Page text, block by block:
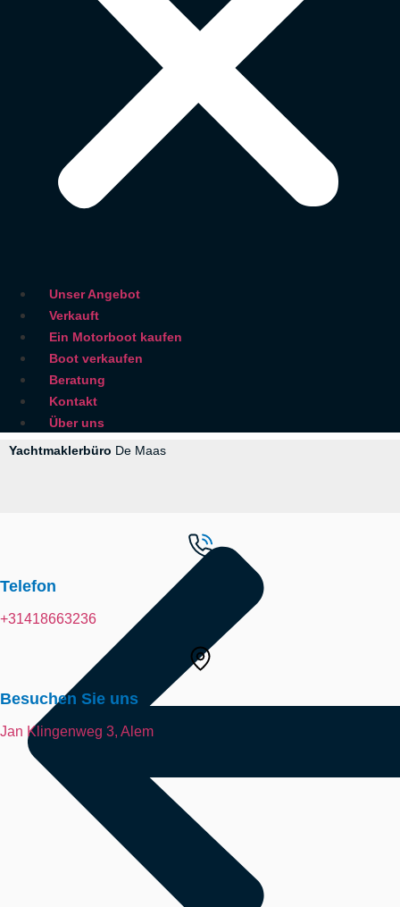
Unser Angebot
Verkauft
Ein Motorboot kaufen
Boot verkaufen
Beratung
Kontakt
Über uns
Yachtmaklerbüro De Maas
Telefon
+31418663236
Besuchen Sie uns
Jan Klingenweg 3, Alem